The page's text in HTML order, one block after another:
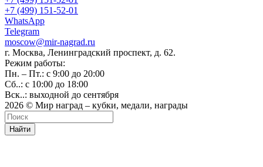
+7 (499) 151-52-01
WhatsApp
Telegram
moscow@mir-nagrad.ru
г. Москва, Ленинградский проспект, д. 62.
Режим работы:
Пн. – Пт.: с 9:00 до 20:00
Сб..: с 10:00 до 18:00
Вск..: выходной до сентября
2026 © Мир наград – кубки, медали, награды
Найти